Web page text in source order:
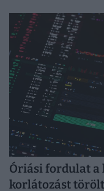
Óriási fordulat a
korlátozást